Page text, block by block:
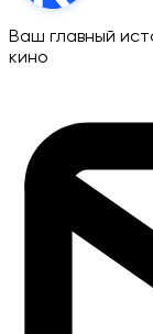
Ваш главный
кино